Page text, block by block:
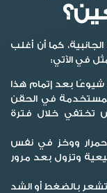
كما أن أغلب
في الآتي:
شيوعًا بعد إتمام هذا
المستخدمة في الحقن
تختفي خلال فترة
ووخز في نفس
وتزول بعد مرور
بالضغط أو الشد